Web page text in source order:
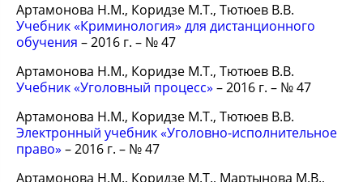
Артамонова Н.М., Коридзе М.Т., Тютюев В.В.
Учебник «Криминология» для дистанционного
обучения – 2016 г. – № 47
Артамонова Н.М., Коридзе М.Т., Тютюев В.В.
Учебник «Уголовный процесс» – 2016 г. – № 47
Артамонова Н.М., Коридзе М.Т., Тютюев В.В.
Электронный учебник «Уголовно-исполнительное
право» – 2016 г. – № 47
Артамонова Н.М., Коридзе М.Т., Мартынова М.В.,